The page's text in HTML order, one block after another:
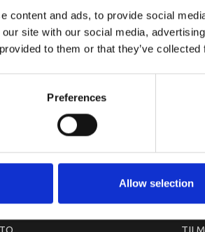
content and ads, to provide social
site with our social media,
to them or that they’ve
Preferences
Allow selection
Derfor kan der i enkelte tilfælde være